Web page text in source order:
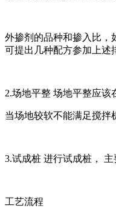
外掺剂的品种和掺入比，
可提出几种配方参加上述
2.场地平整 场地平整应该
当场地较软不能满足搅拌
3.试成桩 进行试成桩，
工艺流程